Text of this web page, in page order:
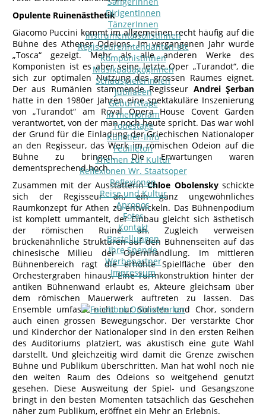
DirigentInnen
TänzerInnen
InstrumentalsolistInnen
Regisseure/Intendanten-etc
KomponistInnen
MusikpädagogInnen
SchauspielerInnen
Jubilaeen
Geburtstage
In memoriam
Todestage
Künstler-Info
Feuilleton
Themen zur Kultur
Reflexionen Wr. Staatsoper
Reflexionen
Reise und Kultur
Apropos
Fotos
Kontakt
Bestellungen
Ihre Spende
Werbepartner
Impressum
Opulente Ruinenästhetik
Giacomo Puccini kommt im allgemeinen recht häufig auf die
Bühne des Athener Odeions. Im vergangenen Jahr wurde
„Tosca“ gezeigt. Mehr als alle anderen Werke des
Komponisten ist es aber seine letzte Oper „Turandot“, die
sich zur optimalen Nutzung des grossen Raumes eignet.
Der aus Rumänien stammende Regisseur Andrei Şerban
hatte in den 1980er Jahren eine spektakuläre Inszenierung
von „Turandot“ am Royal Opera House Covent Garden
verantwortet, von der man noch heute spricht. Das war wohl
der Grund für die Einladung der Griechischen Nationaloper
an den Regisseur, das Werk im römischen Odeion auf die
Bühne zu bringen. Die Erwartungen waren
dementsprechend hoch.
Zusammen mit der AusstatterinChloe Obolenskyschickte
sich der Regisseur an, ein ganz ungewöhnliches
Raumkonzept für Athen zu entwickeln. Das Bühnenpodium
ist komplett ummantelt, der Einbau gleicht sich ästhetisch
der römischen Ruine an. Zugleich verweisen
brückenähnliche Strukturen auf den Bühnenseiten auf das
chinesische Milieu der Opernhandlung. Im mittleren
Bühnenbereich ragt die erhöhte Spielfläche über den
Orchestergraben hinaus. Eine Turmkonstruktion hinter der
antiken Bühnenwand erlaubt es, Akteure gleichsam über
dem römischen Mauerwerk auftreten zu lassen. Das
Ensemble umfasst nicht nur Solisten und Chor, sondern
auch einen grossen Bewegungschor. Der verstärkte Chor
und Kinderchor der Nationaloper sind in den ersten Reihen
des Auditoriums platziert, was akustisch eine gute Wahl
darstellt. Und gleichzeitig wird damit die Grenze zwischen
Bühne und Publikum überschritten. Man hat wohl noch nie
den weiten Raum des Odeions so weitgehend genutzt
gesehen. Diese Ausweitung der Spiel- und Gesangszone
bringt in den besten Momenten tatsächlich das Geschehen
näher zum Publikum, eröffnet ein Mehr an Erlebnis.